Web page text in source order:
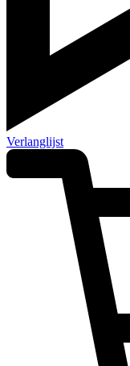
Verlanglijst